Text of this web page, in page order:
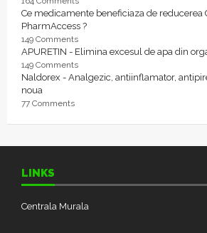
Ce medicamente beneficiaza de reducerea
PharmAccess ?
149 Comments
APURETIN - Elimina excesul de apa din
149 Comments
Naldorex - Analgezic, antiinflamator,
noua
77 Comments
LINKS
Centrala Murala